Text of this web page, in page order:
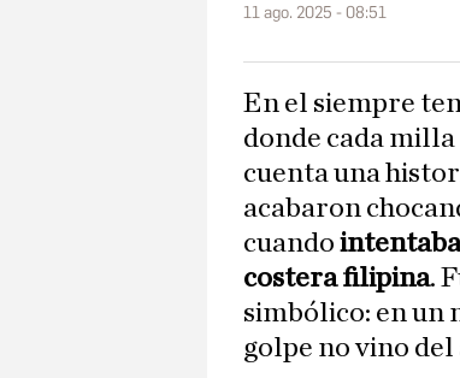
11 ago. 2025 - 08:51
En el siempre
donde cada milla
cuenta una
acabaron
cuando
costera filipina.
simbólico: en un
golpe no vino del